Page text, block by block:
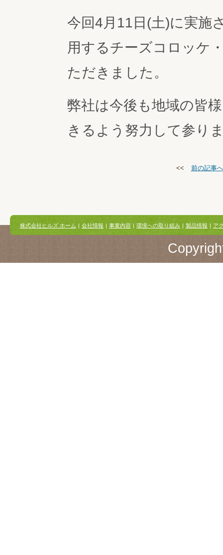
今回4月11日(土)に実施
用するチーズコロッケ
ただきました。
弊社は今後も地域の皆
きるよう努力して参り
<< 前の記事へ
株式会社ヒルズ ホーム | 会社情報 | 事業内容 | 環境への取り組み | 製品情報 | ア